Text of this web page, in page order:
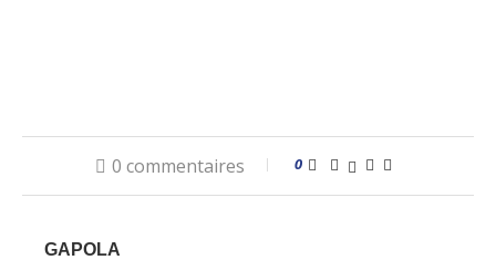
0 commentaires 0
GAPOLA